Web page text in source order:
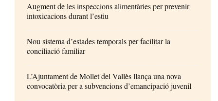
Augment de les inspeccions alimentàries per prevenir
intoxicacions durant l’estiu
Nou sistema d’estades temporals per facilitar la
conciliació familiar
L’Ajuntament de Mollet del Vallès llança una nova
convocatòria per a subvencions d’emancipació juvenil